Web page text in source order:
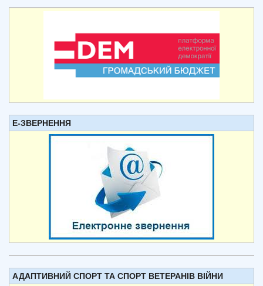
Е-ЗВЕРНЕННЯ
АДАПТИВНИЙ СПОРТ ТА СПОРТ ВЕТЕРАНІВ ВІЙНИ